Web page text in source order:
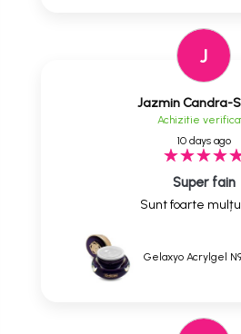
J
Jazmin Candra-
Achizitie
10 days ago
Super fain
Sunt foarte
Gelaxyo Acrylgel